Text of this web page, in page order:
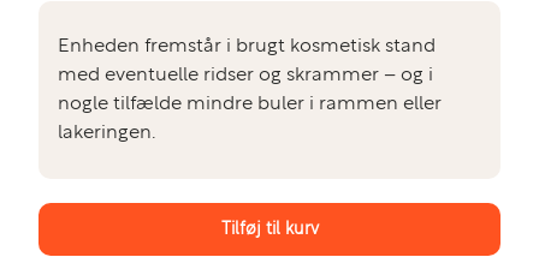
Enheden fremstår i brugt kosmetisk stand
med eventuelle ridser og skrammer – og i
nogle tilfælde mindre buler i rammen eller
lakeringen.
Tilføj til kurv